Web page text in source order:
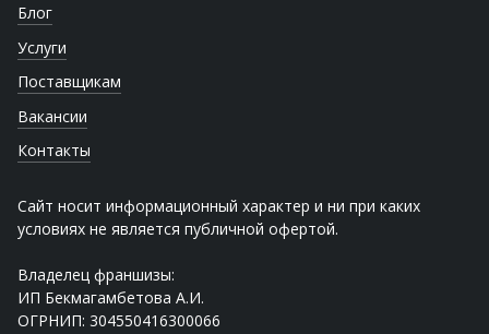
Блог
Услуги
Поставщикам
Вакансии
Контакты
Сайт носит информационный характер и ни при каких
условиях не является публичной офертой.
Владелец франшизы:
ИП Бекмагамбетова А.И.
ОГРНИП: 304550416300066